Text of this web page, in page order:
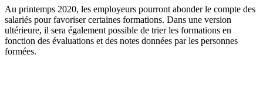
Au printemps 2020, les employeurs pourront abonder le compte des
salariés pour favoriser certaines formations. Dans une version
ultérieure, il sera également possible de trier les formations en
fonction des évaluations et des notes données par les personnes
formées.